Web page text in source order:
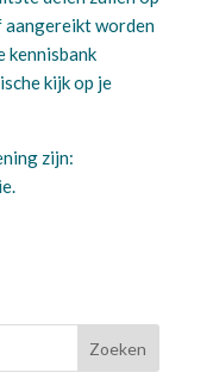
aangereikt worden
kennisbank
kijk op je
zijn: